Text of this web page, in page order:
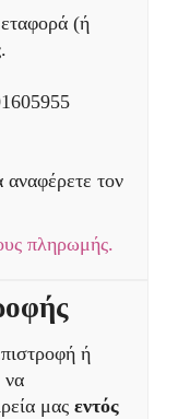
(ή
αναφέρετε τον
πληρωμής.
ή
να
μας εντός